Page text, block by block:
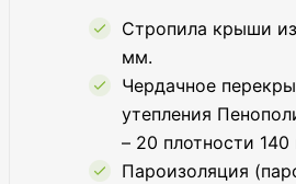
Стропила крыши
мм.
Чердачное
утепления
– 20 плотности
Пароизоляция